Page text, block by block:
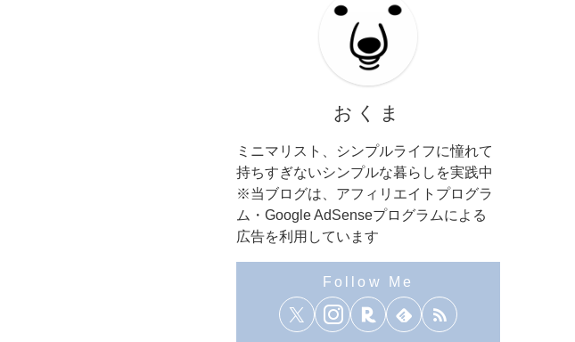
おくま
ミニマリスト、シンプルライフに憧れて
持ちすぎないシンプルな暮らしを実践中
※当ブログは、アフィリエイトプログラ
ム・Google AdSenseプログラムによる
広告を利用しています